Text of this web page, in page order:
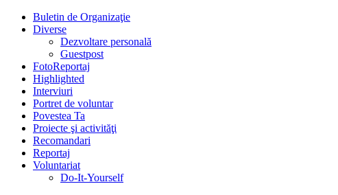
Buletin de Organizaţie
Diverse
Dezvoltare personală
Guestpost
FotoReportaj
Highlighted
Interviuri
Portret de voluntar
Povestea Ta
Proiecte şi activităţi
Recomandari
Reportaj
Voluntariat
Do-It-Yourself